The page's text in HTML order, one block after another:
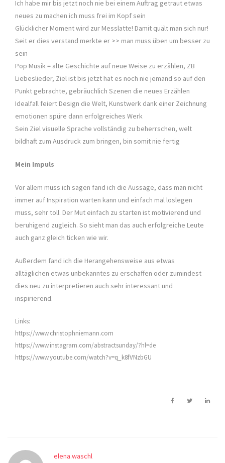
Ich habe mir bis jetzt noch nie bei einem Auftrag getraut etwas
neues zu machen ich muss frei im Kopf sein
Glücklicher Moment wird zur Messlatte! Damit quält man sich nur!
Seit er dies verstand merkte er >> man muss üben um besser zu
sein
Pop Musik = alte Geschichte auf neue Weise zu erzählen, ZB
Liebeslieder, Ziel ist bis jetzt hat es noch nie jemand so auf den
Punkt gebrachte, gebräuchlich Szenen die neues Erzählen
Idealfall feiert Design die Welt, Kunstwerk dank einer Zeichnung
emotionen spüre dann erfolgreiches Werk
Sein Ziel visuelle Sprache vollständig zu beherrschen, welt
bildhaft zum Ausdruck zum bringen, bin somit nie fertig
Mein Impuls
Vor allem muss ich sagen fand ich die Aussage, dass man nicht
immer auf Inspiration warten kann und einfach mal loslegen
muss, sehr toll. Der Mut einfach zu starten ist motivierend und
beruhigend zugleich. So sieht man das auch erfolgreiche Leute
auch ganz gleich ticken wie wir.
Außerdem fand ich die Herangehensweise aus etwas
alltäglichen etwas unbekanntes zu erschaffen oder zumindest
dies neu zu interpretieren auch sehr interessant und
inspirierend.
Links:
https://www.christophniemann.com
https://www.instagram.com/abstractsunday/?hl=de
https://www.youtube.com/watch?v=q_k8fVNzbGU
elena.waschl